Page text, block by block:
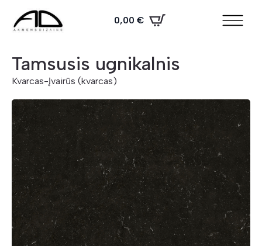
0,00 €
Tamsusis ugnikalnis
Kvarcas-Įvairūs (kvarcas)